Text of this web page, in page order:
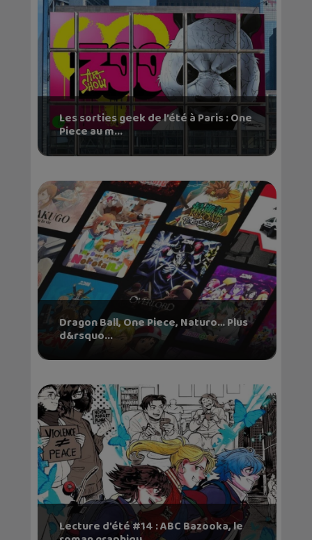
Les sorties geek de l’été à Paris : One
Piece au m...
Dragon Ball, One Piece, Naturo… Plus
d&rsquo...
Lecture d’été #14 : ABC Bazooka, le